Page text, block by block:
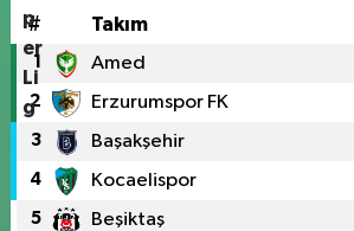
# Takım
1 Amed
2 Erzurumspor FK
3 Başakşehir
4 Kocaelispor
5 Beşiktaş